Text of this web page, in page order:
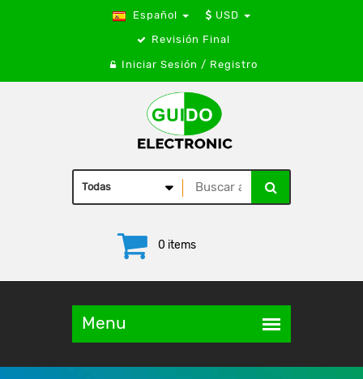
Español
USD
Revisión Final
Iniciar Sesión / Registro
0 items